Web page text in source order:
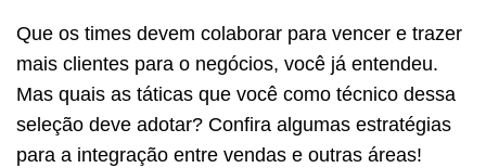
Que os times devem colaborar para vencer e trazer
mais clientes para o negócios, você já entendeu.
Mas quais as táticas que você como técnico dessa
seleção deve adotar? Confira algumas estratégias
para a integração entre vendas e outras áreas!